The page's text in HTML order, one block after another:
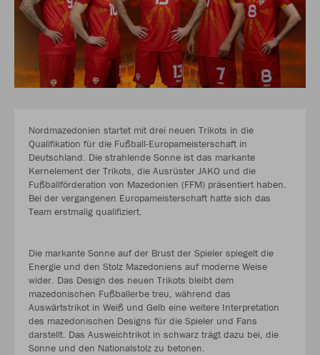
Nordmazedonien startet mit drei neuen Trikots in die
Qualifikation für die Fußball-Europameisterschaft in
Deutschland. Die strahlende Sonne ist das markante
Kernelement der Trikots, die Ausrüster JAKO und die
Fußballförderation von Mazedonien (FFM) präsentiert haben.
Bei der vergangenen Europameisterschaft hatte sich das
Team erstmalig qualifiziert.
Die markante Sonne auf der Brust der Spieler spiegelt die
Energie und den Stolz Mazedoniens auf moderne Weise
wider. Das Design des neuen Trikots bleibt dem
mazedonischen Fußballerbe treu, während das
Auswärtstrikot in Weiß und Gelb eine weitere Interpretation
des mazedonischen Designs für die Spieler und Fans
darstellt. Das Ausweichtrikot in schwarz trägt dazu bei, die
Sonne und den Nationalstolz zu betonen.